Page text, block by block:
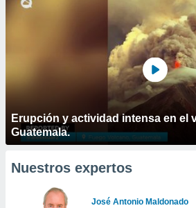
Erupción y actividad intensa en el
Guatemala.
Nuestros expertos
José Antonio Maldonado